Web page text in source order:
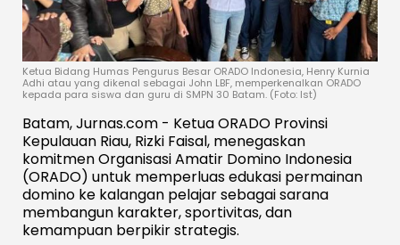
Ketua Bidang Humas Pengurus Besar ORADO Indonesia, Henry Kurnia
Adhi atau yang dikenal sebagai John LBF, memperkenalkan ORADO
kepada para siswa dan guru di SMPN 30 Batam. (Foto: Ist)
Batam, Jurnas.com - Ketua ORADO Provinsi
Kepulauan Riau, Rizki Faisal, menegaskan
komitmen Organisasi Amatir Domino Indonesia
(ORADO) untuk memperluas edukasi permainan
domino ke kalangan pelajar sebagai sarana
membangun karakter, sportivitas, dan
kemampuan berpikir strategis.